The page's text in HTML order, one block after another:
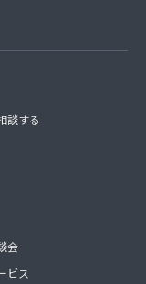
談する
会
ビス